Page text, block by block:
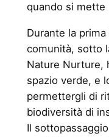
quando si mette
Durante la
comunità, sotto
Nature Nurture,
spazio verde, e
permettergli di
biodiversità di
Il